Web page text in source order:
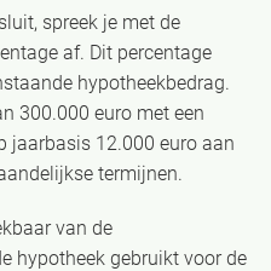
spreek je met de
af. Dit percentage
hypotheekbedrag.
300.000 euro met een
jaarbasis 12.000 euro aan
termijnen.
van de
hypotheek gebruikt voor de